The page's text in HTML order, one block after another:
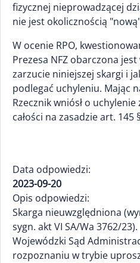
fizycznej nieprowadzącej
nie jest okolicznością
W ocenie RPO,
Prezesa NFZ obarczona
zarzucie niniejszej skargi i
podlegać uchyleniu. Mając
Rzecznik wniósł o
całości na zasadzie art. 145
Data odpowiedzi:
2023-09-20
Opis odpowiedzi:
Skarga nieuwzględniona
sygn. akt VI SA/Wa 3762/23).
Wojewódzki Sąd
rozpoznaniu w trybie